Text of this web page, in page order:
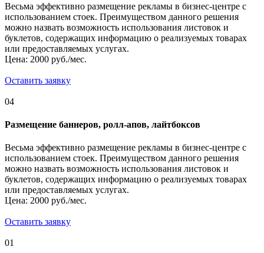
Весьма эффективно размещение рекламы в бизнес-центре с
использованием стоек. Преимуществом данного решения
можно назвать возможность использования листовок и
буклетов, содержащих информацию о реализуемых товарах
или предоставляемых услугах.
Цена: 2000 руб./мес.
Оставить заявку
04
Размещение баннеров, ролл-апов, лайтбоксов
Весьма эффективно размещение рекламы в бизнес-центре с
использованием стоек. Преимуществом данного решения
можно назвать возможность использования листовок и
буклетов, содержащих информацию о реализуемых товарах
или предоставляемых услугах.
Цена: 2000 руб./мес.
Оставить заявку
01